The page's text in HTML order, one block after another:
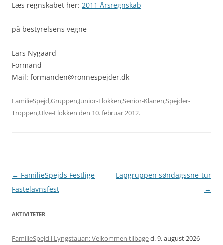
Læs regnskabet her: 2011 Årsregnskab
på bestyrelsens vegne
Lars Nygaard
Formand
Mail: formanden@ronnespejder.dk
FamilieSpejd,Gruppen,Junior-Flokken,Senior-Klanen,Spejder-
Troppen,Ulve-Flokken den 10. februar 2012.
Artikel
navigation
← FamilieSpejds Festlige
Fastelavnsfest
Lapgruppen søndagssne-tur
→
AKTIVITETER
FamilieSpejd i Lyngstauan: Velkommen tilbaged. 9. august 2026